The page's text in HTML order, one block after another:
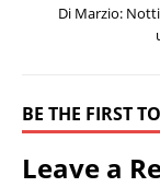
Di Marzio:
BE THE FIRST
Leave a